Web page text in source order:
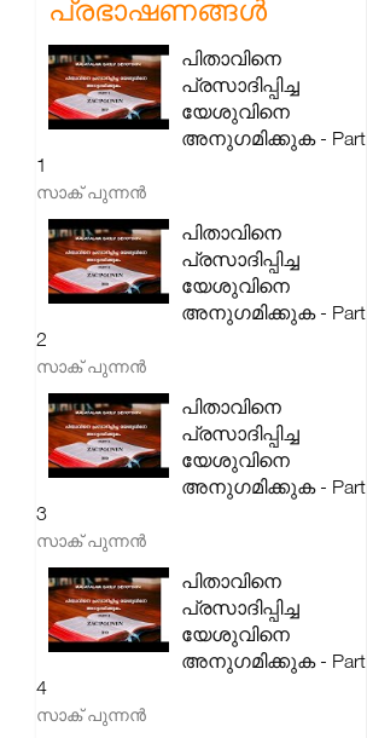
പ്രഭാഷണങ്ങൾ
പിതാവിനെ
പ്രസാദിപ്പിച്ച
യേശുവിനെ
അനുഗമിക്കുക - Part
1
സാക് പുന്നൻ
പിതാവിനെ
പ്രസാദിപ്പിച്ച
യേശുവിനെ
അനുഗമിക്കുക - Part
2
സാക് പുന്നൻ
പിതാവിനെ
പ്രസാദിപ്പിച്ച
യേശുവിനെ
അനുഗമിക്കുക - Part
3
സാക് പുന്നൻ
പിതാവിനെ
പ്രസാദിപ്പിച്ച
യേശുവിനെ
അനുഗമിക്കുക - Part
4
സാക് പുന്നൻ